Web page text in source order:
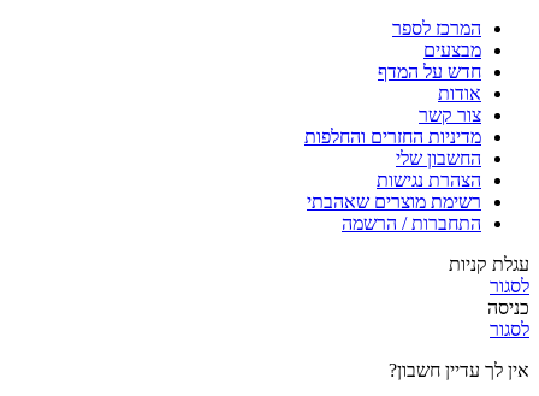
המרכז לספר
מבצעים
חדש על המדף
אודות
צור קשר
מדיניות החזרים והחלפות
החשבון שלי
הצהרת נגישות
רשימת מוצרים שאהבתי
התחברות / הרשמה
עגלת קניות
לסגור
כניסה
לסגור
אין לך עדיין חשבון?